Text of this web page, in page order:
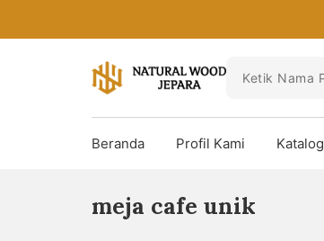
Jepara
Furniture
Beranda Profil Kami Katalog
meja cafe unik